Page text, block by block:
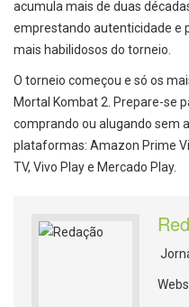
acumula mais de duas
emprestando autenticidade e
mais habilidosos do torneio.
O torneio começou e só os
Mortal Kombat 2. Prepare-se
comprando ou alugando sem
plataformas: Amazon Prime
TV, Vivo Play e Mercado Play.